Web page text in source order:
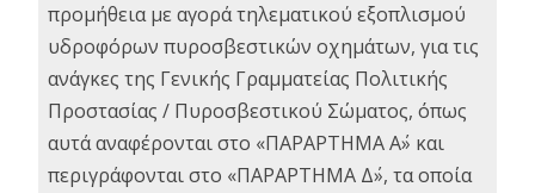
προμήθεια με αγορά τηλεματικού εξοπλισμού
υδροφόρων πυροσβεστικών οχημάτων, για τις
ανάγκες της Γενικής Γραμματείας Πολιτικής
Προστασίας / Πυροσβεστικού Σώματος, όπως
αυτά αναφέρονται στο «ΠΑΡΑΡΤΗΜΑ Α΄» και
περιγράφονται στο «ΠΑΡΑΡΤΗΜΑ Δ΄», τα οποία